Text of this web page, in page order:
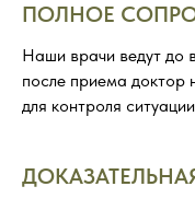
ПОЛНОЕ
Наши врачи ведут до
после приема доктор
для контроля